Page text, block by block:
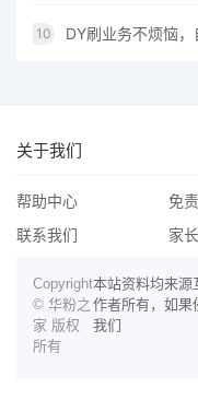
10
关于我们
帮助中心 免
联系我们
家
Copyright
© 华粉之
家 版权
所有
本站资料均来源
作者所有，如果
我们